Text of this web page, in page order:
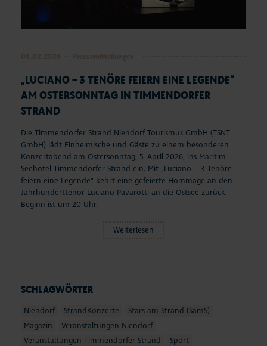
SCHLAGWÖRTER
Niendorf StrandKonzerte
Stars am Strand (SamS)
Magazin
Veranstaltungen Niendorf
Veranstaltungen Timmendorfer Strand
Sport
„LUCIANO – 3 TENÖRE FEIERN EINE LEGENDE“
AM OSTERSONNTAG IN TIMMENDORFER
STRAND
Die Timmendorfer Strand Niendorf Tourismus GmbH (TSNT
GmbH) lädt Einheimische und Gäste zu einem besonderen
Konzertabend am Ostersonntag, 5. April 2026, ins Maritim
Seehotel Timmendorfer Strand ein. Mit „Luciano – 3 Tenöre
feiern eine Legende“ kehrt eine gefeierte Hommage an den
Jahrhunderttenor Luciano Pavarotti an die Ostsee zurück.
Beginn ist um 20 Uhr.
Weiterlesen